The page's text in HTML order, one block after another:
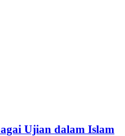
Ujian dalam Islam